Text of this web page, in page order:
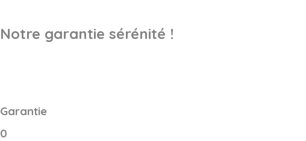
Notre garantie sérénité !
Garantie
0